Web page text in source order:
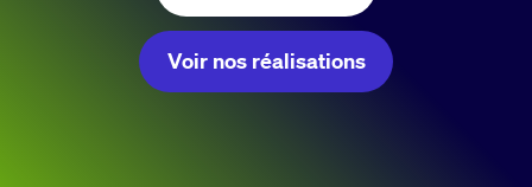
Voir nos réalisations